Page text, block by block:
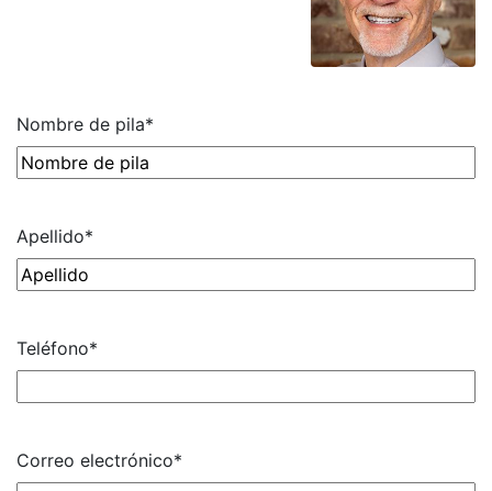
Nombre de pila*
Apellido*
Teléfono*
Correo electrónico*